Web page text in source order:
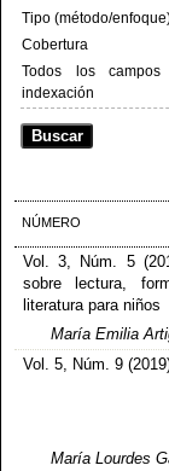
Tipo (método/
Cobertura
Todos los
indexación
NÚMERO
Vol. 3, Núm. 5
sobre lectura,
literatura para niños
María Emilia
Vol. 5, Núm. 9
María Lourdes